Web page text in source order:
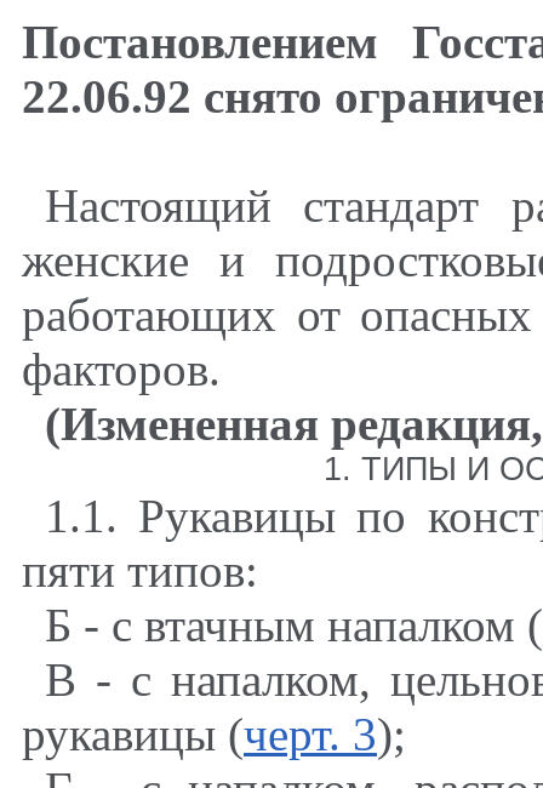
Постановлением
22.06.92 снято
Настоящий стандарт
женские и
работающих от
факторов.
(Измененная
1. ТИПЫ И
1.1. Рукавицы по
пяти типов:
Б - с втачным напалком (
В - с напалком,
рукавицы (черт. 3);